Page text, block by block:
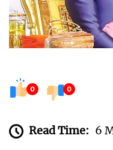
0 0
Read Time: 6